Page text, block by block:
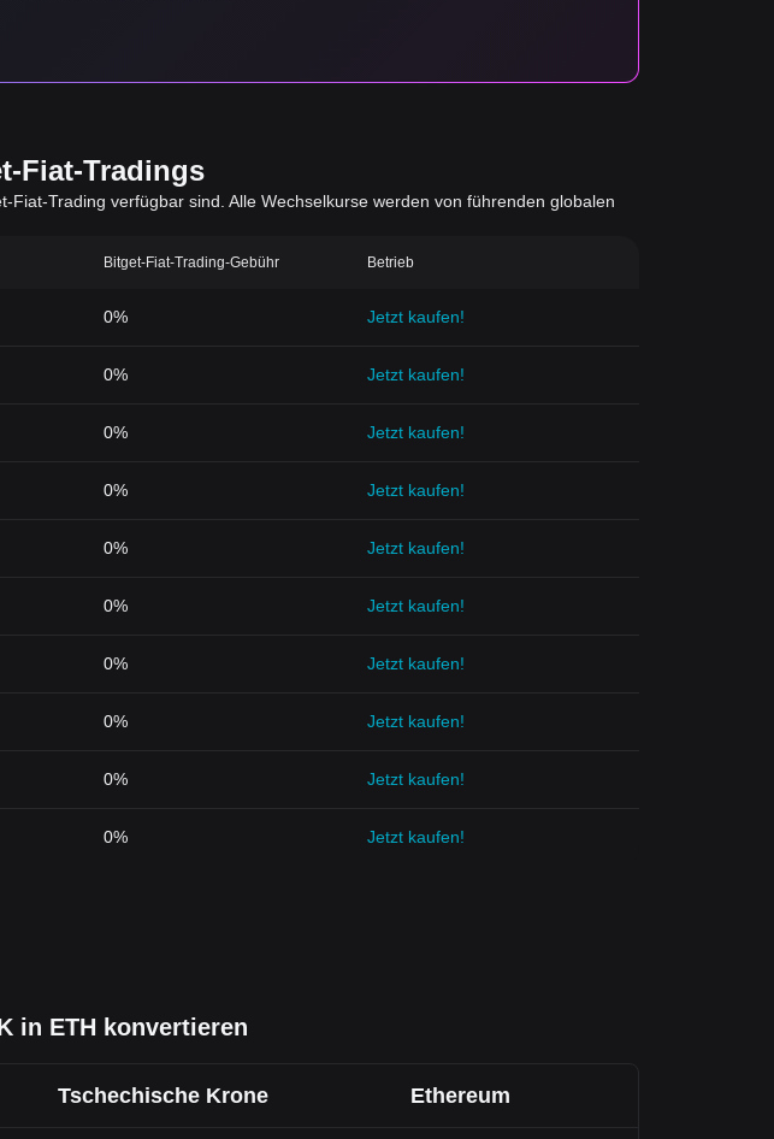
Fiat-Tradings
Trading verfügbar sind. Alle Wechselkurse werden von führenden globalen
Bitget-Fiat-Trading-Gebühr Betrieb
0% Jetzt kaufen!
0% Jetzt kaufen!
0% Jetzt kaufen!
0% Jetzt kaufen!
0% Jetzt kaufen!
0% Jetzt kaufen!
0% Jetzt kaufen!
0% Jetzt kaufen!
0% Jetzt kaufen!
0% Jetzt kaufen!
in ETH konvertieren
Tschechische Krone Ethereum